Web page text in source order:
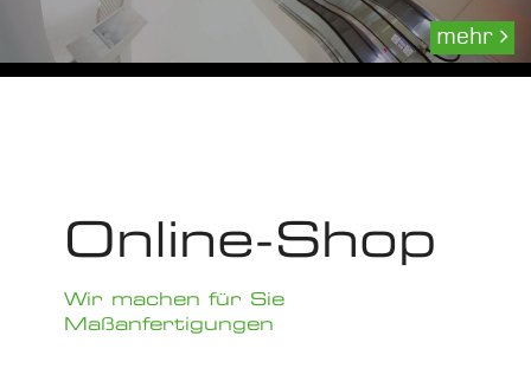
mehr
Online-Shop
Wir machen für Sie
Maßanfertigungen